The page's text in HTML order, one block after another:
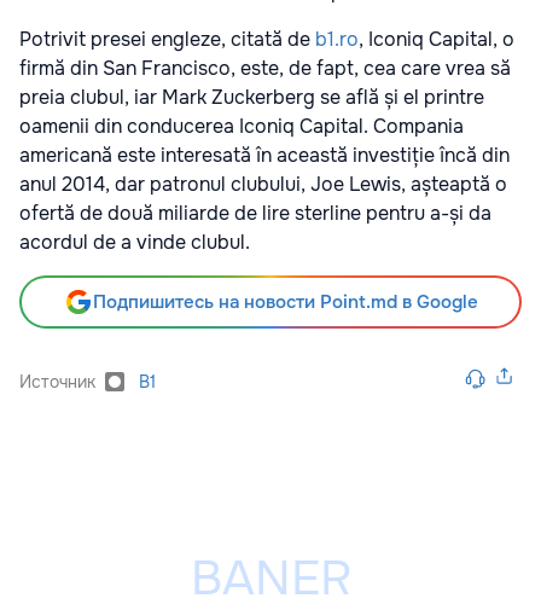
Potrivit presei engleze, citată de b1.ro, Iconiq Capital, o
firmă din San Francisco, este, de fapt, cea care vrea să
preia clubul, iar Mark Zuckerberg se află și el printre
oamenii din conducerea Iconiq Capital. Compania
americană este interesată în această investiție încă din
anul 2014, dar patronul clubului, Joe Lewis, așteaptă o
ofertă de două miliarde de lire sterline pentru a-și da
acordul de a vinde clubul.
Подпишитесь на новости Point.md в Google
Источник B1